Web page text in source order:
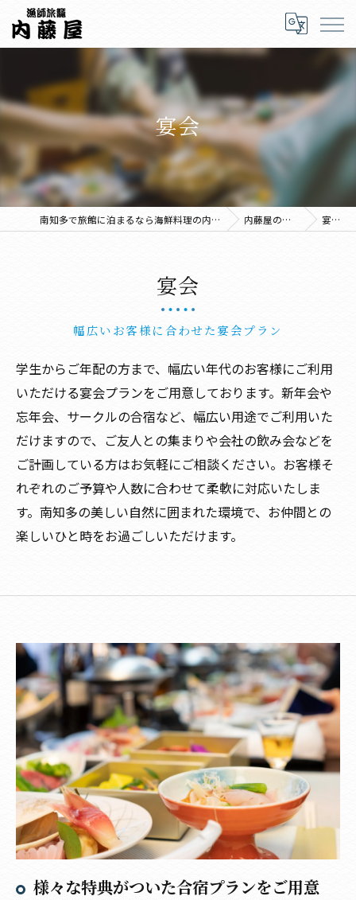
宴会
南知多で旅館に泊まるなら海鮮料理の内藤屋 内藤屋の特徴 宴会
幅広いお客様に合わせた宴会プラン
宴会
学生からご年配の方まで、幅広い年代のお客様にご利用
いただける宴会プランをご用意しております。新年会や
忘年会、サークルの合宿など、幅広い用途でご利用いた
だけますので、ご友人との集まりや会社の飲み会などを
ご計画している方はお気軽にご相談ください。お客様そ
れぞれのご予算や人数に合わせて柔軟に対応いたしま
す。南知多の美しい自然に囲まれた環境で、お仲間との
楽しいひと時をお過ごしいただけます。
様々な特典がついた合宿プランをご用意